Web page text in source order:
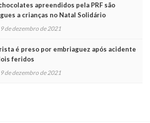
apreendidos pela PRF são
a crianças no Natal Solidário
de dezembro de 2021
é preso por embriaguez após acidente
feridos
de dezembro de 2021